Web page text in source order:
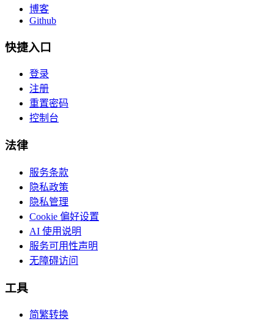
博客
Github
快捷入口
登录
注册
重置密码
控制台
法律
服务条款
隐私政策
隐私管理
Cookie 偏好设置
AI 使用说明
服务可用性声明
无障碍访问
工具
简繁转换